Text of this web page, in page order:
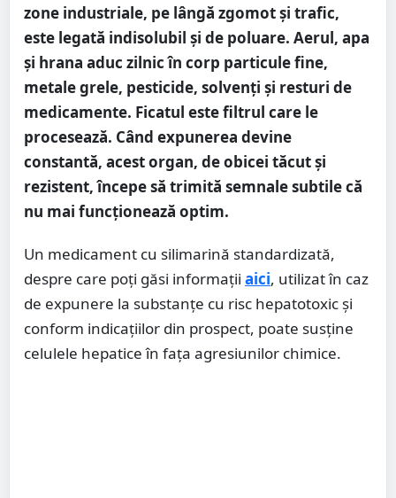
zone industriale, pe lângă zgomot și trafic,
este legată indisolubil și de poluare. Aerul, apa
și hrana aduc zilnic în corp particule fine,
metale grele, pesticide, solvenți și resturi de
medicamente. Ficatul este filtrul care le
procesează. Când expunerea devine
constantă, acest organ, de obicei tăcut și
rezistent, începe să trimită semnale subtile că
nu mai funcționează optim.
Un medicament cu silimarină standardizată,
despre care poți găsi informații aici, utilizat în caz
de expunere la substanțe cu risc hepatotoxic și
conform indicațiilor din prospect, poate susține
celulele hepatice în fața agresiunilor chimice.